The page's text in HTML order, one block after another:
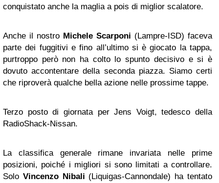
conquistato anche la maglia a pois di miglior scalatore.
Anche il nostro Michele Scarponi (Lampre-ISD) faceva
parte dei fuggitivi e fino all’ultimo si è giocato la tappa,
purtroppo però non ha colto lo spunto decisivo e si è
dovuto accontentare della seconda piazza. Siamo certi
che riproverà qualche bella azione nelle prossime tappe.
Terzo posto di giornata per Jens Voigt, tedesco della
RadioShack-Nissan.
La classifica generale rimane invariata nelle prime
posizioni, poiché i migliori si sono limitati a controllare.
Solo Vincenzo Nibali (Liquigas-Cannondale) ha tentato